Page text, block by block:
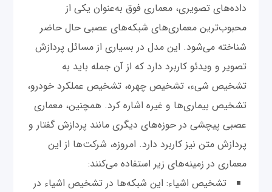
داده‌های تصویری، معماری فوق به‌عنوان یکی از
محبوب‌ترین معماری‌های شبکه‌های عصبی حال حاضر
شناخته می‌شود. این مدل در بسیاری از مسائل پردازش
تصویر و ویدئو کاربرد دارد که از آن جمله باید به
تشخیص شیء، تشخیص چهره، تشخیص عملکرد خودرو،
تشخیص بیماری‌ها و غیره اشاره کرد. همچنین، معماری
عصبی پیچشی در حوزه‌های دیگری مانند پردازش گفتار و
پردازش متن نیز کاربرد دارد. امروزه، شرکت‌ها از این
معماری در زمینه‌های زیر استفاده می‌کنند:
تشخیص اشیاء: این شبکه‌ها در تشخیص اشیاء در